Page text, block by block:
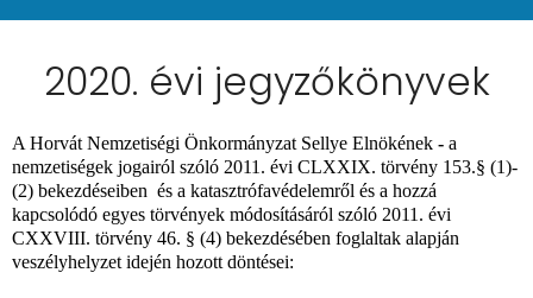
KÖZÉRDEKŰ ADATOK
E-ÜGYINTÉZÉS
KÉPGALÉRIA
2020. évi jegyzőkönyvek
A Horvát Nemzetiségi Önkormányzat Sellye Elnökének - a
nemzetiségek jogairól szóló 2011. évi CLXXIX. törvény 153.§ (1)-
(2) bekezdéseiben és a katasztrófavédelemről és a hozzá
kapcsolódó egyes törvények módosításáról szóló 2011. évi
CXXVIII. törvény 46. § (4) bekezdésében foglaltak alapján
veszélyhelyzet idején hozott döntései: